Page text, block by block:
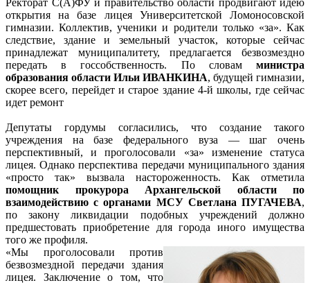
открытия на базе лицея Университетской Ломоносовской
гимназии. Коллектив, ученики и родители только «за». Как
следствие, здание и земельный участок, которые сейчас
принадлежат муниципалитету, предлагается безвозмездно
передать в госсобственность. По словам министра
образования области Ильи ИВАНКИНА, будущей гимназии,
скорее всего, перейдет и старое здание 4-й школы, где сейчас
идет ремонт
Депутаты гордумы согласились, что создание такого
учреждения на базе федерального вуза — шаг очень
перспективный, и проголосовали «за» изменение статуса
лицея. Однако перспектива передачи муниципального здания
«просто так» вызвала настороженность. Как отметила
помощник прокурора Архангельской области по
взаимодействию с органами МСУ Светлана ПУГАЧЕВА,
по закону ликвидации подобных учреждений должно
предшестовать приобретение для города иного имущества
того же профиля.
«Мы проголосовали против
безвозмездной передачи здания
лицея. Заключение о том, что